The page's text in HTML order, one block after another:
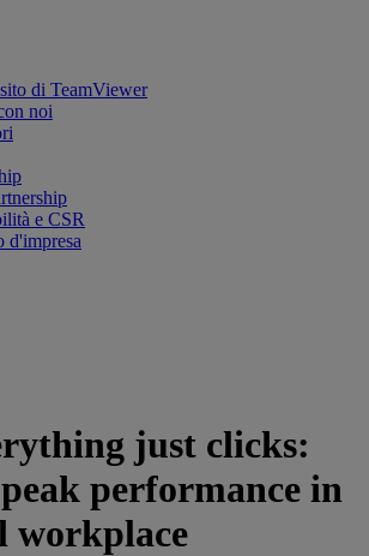
di TeamViewer
noi
e CSR
d'impresa
just clicks:
performance in
workplace